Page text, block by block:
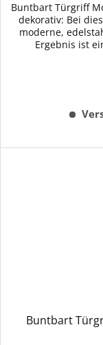
Buntbart Türgriff
dekorativ: Bei
moderne,
Ergebnis ist
Buntbart